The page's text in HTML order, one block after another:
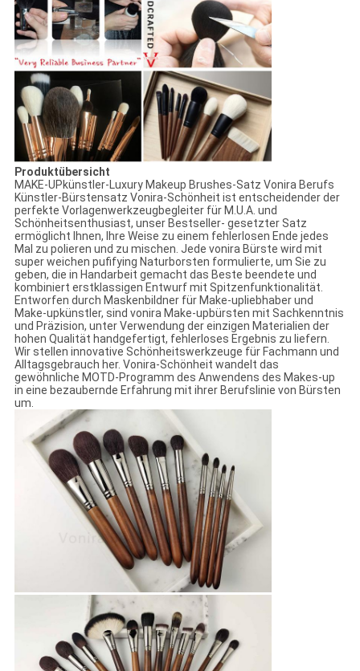
Produktübersicht
MAKE-UPkünstler-Luxury Makeup Brushes-Satz Vonira Berufs
Künstler-Bürstensatz Vonira-Schönheit ist entscheidender der
perfekte Vorlagenwerkzeugbegleiter für M.U.A. und
Schönheitsenthusiast, unser Bestseller- gesetzter Satz
ermöglicht Ihnen, Ihre Weise zu einem fehlerlosen Ende jedes
Mal zu polieren und zu mischen. Jede vonira Bürste wird mit
super weichen pufifying Naturborsten formulierte, um Sie zu
geben, die in Handarbeit gemacht das Beste beendete und
kombiniert erstklassigen Entwurf mit Spitzenfunktionalität.
Entworfen durch Maskenbildner für Make-upliebhaber und
Make-upkünstler, sind vonira Make-upbürsten mit Sachkenntnis
und Präzision, unter Verwendung der einzigen Materialien der
hohen Qualität handgefertigt, fehlerloses Ergebnis zu liefern.
Wir stellen innovative Schönheitswerkzeuge für Fachmann und
Alltagsgebrauch her. Vonira-Schönheit wandelt das
gewöhnliche MOTD-Programm des Anwendens des Makes-up
in eine bezaubernde Erfahrung mit ihrer Berufslinie von Bürsten
um.